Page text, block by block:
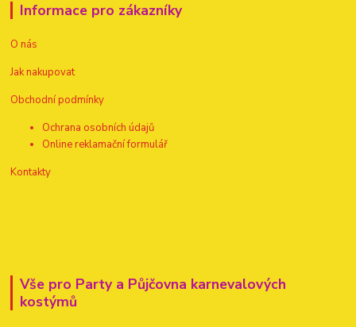
Informace pro zákazníky
O nás
Jak nakupovat
Obchodní podmínky
Ochrana osobních údajů
Online reklamační formulář
Kontakty
Vše pro Party a Půjčovna karnevalových
kostýmů